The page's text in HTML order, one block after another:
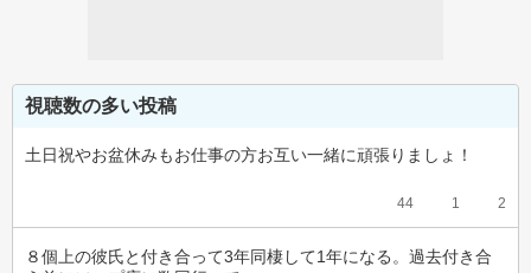
視聴数の多い投稿
土日祝やお盆休みもお仕事の方お互い一緒に頑張りましょ！
44 1 2
８個上の彼氏と付き合って3年同棲して1年になる。過去付き合